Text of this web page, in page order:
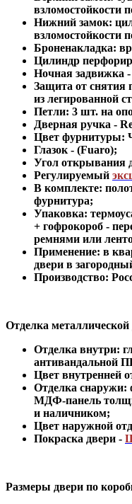
взломостойкости
Нижний замок:
взломостойкости
Броненакладка:
Цилиндр
Ночная задвижка -
Защита от снятия
из легированной
Петли: 3 шт. на
Дверная ручка -
Цвет фурнитуры:
Глазок - (Fuaro);
Угол открывания
Регулируемый
В комплекте:
фурнитура;
Упаковка:
+ гофрокороб -
ремнями или
Применение: в
двери в
Производство:
Отделка
Отделка внутри:
антивандальной
Цвет внутренней
Отделка снаружи:
МДФ-панель
и наличником;
Цвет наружной
Покраска двери -
Размеры двери по